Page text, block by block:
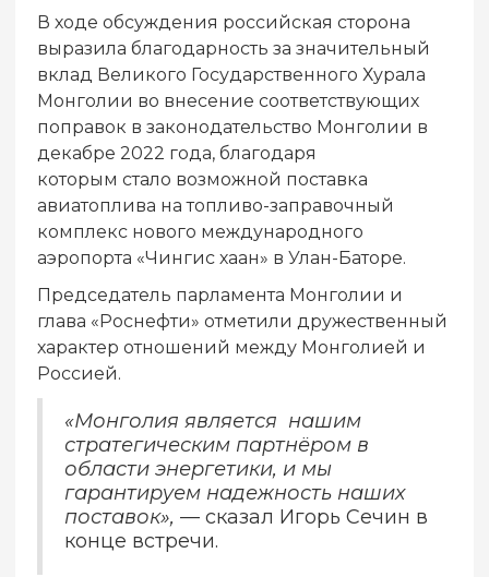
В ходе обсуждения российская сторона
выразила благодарность за значительный
вклад Великого Государственного Хурала
Монголии во внесение соответствующих
поправок в законодательство Монголии в
декабре 2022 года, благодаря
которым стало возможной поставка
авиатоплива на топливо-заправочный
комплекс нового международного
аэропорта «Чингис хаан» в Улан-Баторе.
Председатель парламента Монголии и
глава «Роснефти» отметили дружественный
характер отношений между Монголией и
Россией.
«Монголия является нашим
стратегическим партнёром в
области энергетики, и мы
гарантируем надежность наших
поставок», — сказал Игорь Сечин в
конце встречи.